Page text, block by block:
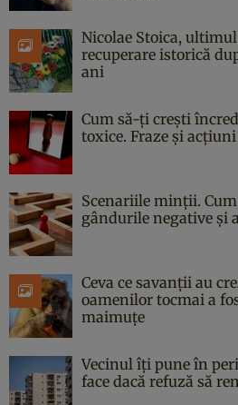
Nicolae Stoica,
recuperare istorică
ani
Cum să-ți crești
toxice. Fraze și
Scenariile minții.
gândurile negative și
Ceva ce savanții au
oamenilor tocmai a
maimuțe
Vecinul îți pune în
face dacă refuză să